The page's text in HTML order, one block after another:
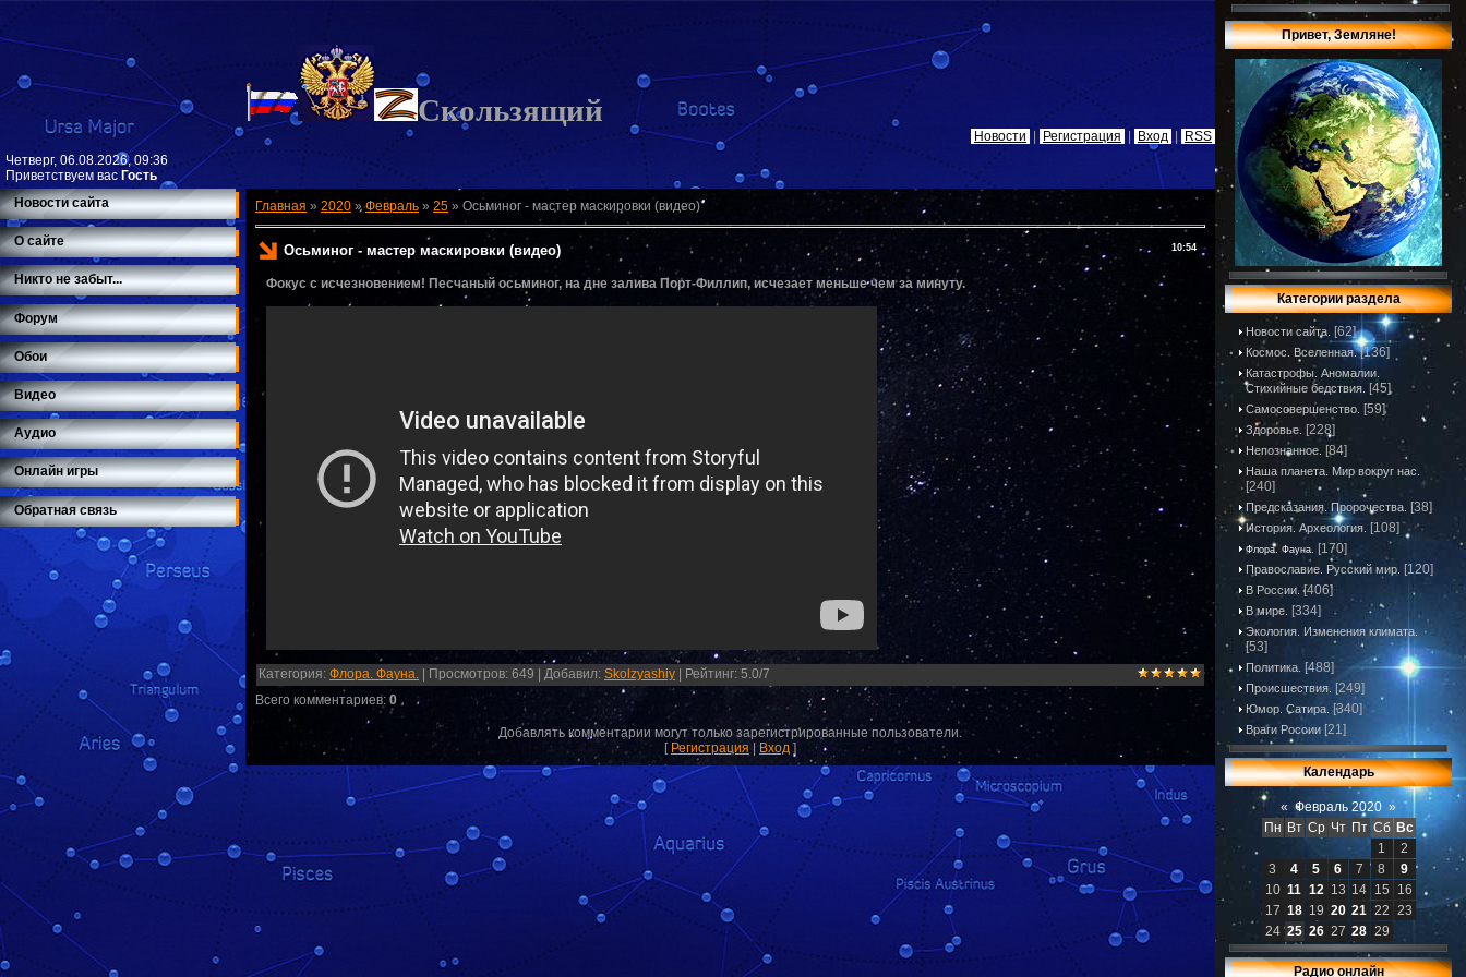
Четверг, 06.08.2026, 09:36
Приветствуем вас Гость
Скользящий
Новости Регистрация Вход | RSS
Новости сайта
О сайте
Никто не забыт...
Форум
Обои
Видео
Аудио
Онлайн игры
Обратная связь
Главная » 2020 » Февраль » 25 » Осьминог - мастер маскировки (видео)
10:54
Осьминог - мастер маскировки (видео)
Фокус с исчезновением! Песчаный осьминог, на дне залива Порт-Филлип, исчезает меньше чем за минуту.
Категория: Флора. Фауна. Просмотров: 649 Добавил: Skolzyashiy Рейтинг: 5.0/7
Всего комментариев: 0
Добавлять комментарии могут только зарегистрированные пользователи.
[ Регистрация Вход ]
Привет, Земляне!
Категории раздела
Новости сайта. [62]
Космос. Вселенная. [136]
Катастрофы. Аномалии.
Стихийные бедствия.
[45]
Самосовершенство. [59]
Здоровье. [228]
Непознанное. [84]
Наша планета. Мир вокруг нас.
[240]
Предсказания. Пророчества. [38]
История. Археология. [108]
Флора. Фауна. [170]
Православие. Русский мир. [120]
В России. [406]
В мире. [334]
Экология. Изменения климата.
[53]
Политика. [488]
Происшествия. [249]
Юмор. Сатира. [340]
Враги России [21]
Календарь
« Февраль 2020 »
Пн Вт Ср Чт Пт Сб Вс
1
2
3
4 5 6 7 8
9
10 11 12 13 14 15
16
17 18 19 20 21 22 23
24 25 26 27 28 29
Радио онлайн